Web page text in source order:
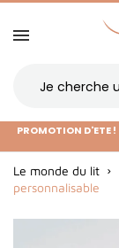
PROMOTION D'ETE !
Le monde du lit
personnalisable